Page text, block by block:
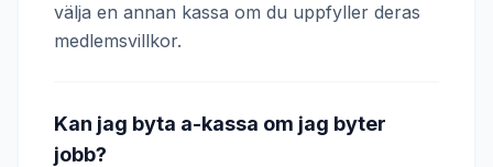
välja en annan kassa om du uppfyller deras
medlemsvillkor.
Kan jag byta a-kassa om jag byter
jobb?